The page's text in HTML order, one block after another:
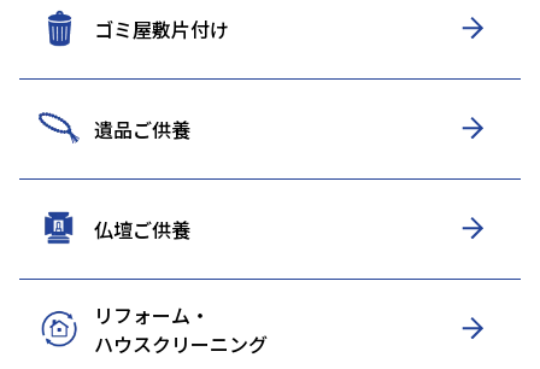
ゴミ屋敷片付け
遺品ご供養
仏壇ご供養
リフォーム・
ハウスクリーニング